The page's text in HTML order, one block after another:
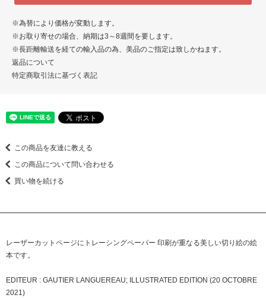
※為替により価格が変動します。
※お取り寄せの場合、納期は3～8週間を要します。
※長距離輸送を経ての輸入品の為、美品のご指定は致しかねます。
返品について
特定商取引法に基づく表記
この商品を友達に教える
この商品について問い合わせる
買い物を続ける
レーザーカットページにトレーシングペーパー 印刷が重なる美しい切り絵の絵
本です。
EDITEUR : GAUTIER LANGUEREAU; ILLUSTRATED EDITION (20 OCTOBRE
2021)